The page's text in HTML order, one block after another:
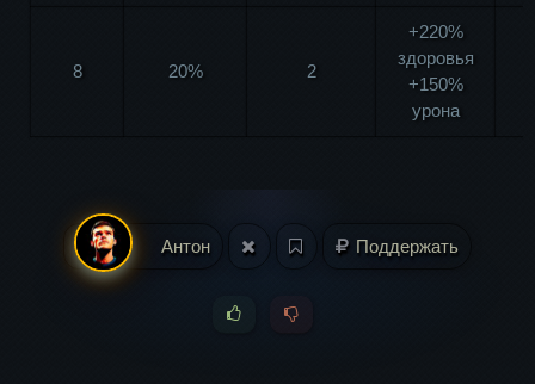
8 20% 2
+220%
здоровья
+150%
урона
Антон Поддержать